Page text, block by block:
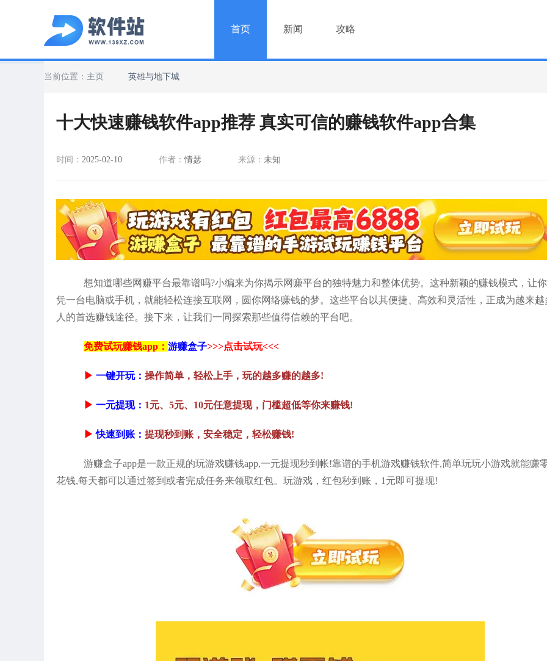
首页 新闻 攻略
当前位置： 主页 英雄与地下城
十大快速赚钱软件app推荐 真实可信的赚钱软件app合集
时间： 2025-02-10 作者：情瑟 来源： 未知
想知道哪些网赚平台最靠谱吗?小编来为你揭示网赚平台的独特魅力和整体优势。这种新颖的赚钱模式，让
凭一台电脑或手机，就能轻松连接互联网，圆你网络赚钱的梦。这些平台以其便捷、高效和灵活性，正成为越来越
人的首选赚钱途径。接下来，让我们一同探索那些值得信赖的平台吧。
免费试玩赚钱app： 游赚盒子>>>点击试玩<<<
▶ 一键开玩： 操作简单，轻松上手，玩的越多赚的越多!
▶ 一元提现： 1元、5元、10元任意提现，门槛超低等你来赚钱!
▶ 快速到账： 提现秒到账，安全稳定，轻松赚钱!
游赚盒子app是一款正规的玩游戏赚钱app,一元提现秒到帐!靠谱的手机游戏赚钱软件,简单玩玩小游戏就能赚
花钱,每天都可以通过签到或者完成任务来领取红包。玩游戏，红包秒到账，1元即可提现!